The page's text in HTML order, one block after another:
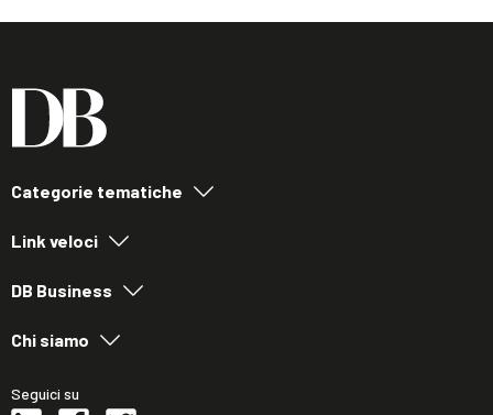
Categorie tematiche
Link veloci
DB Business
Chi siamo
Seguici su